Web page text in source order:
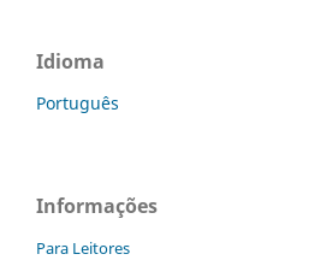
Idioma
Português
Informações
Para Leitores